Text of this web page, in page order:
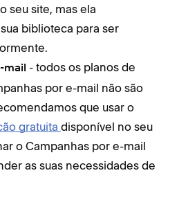
seu site, mas ela
biblioteca para ser
- todos os planos de
por e-mail não são
que usar o
gratuita disponível no seu
o Campanhas por e-mail
as suas necessidades de